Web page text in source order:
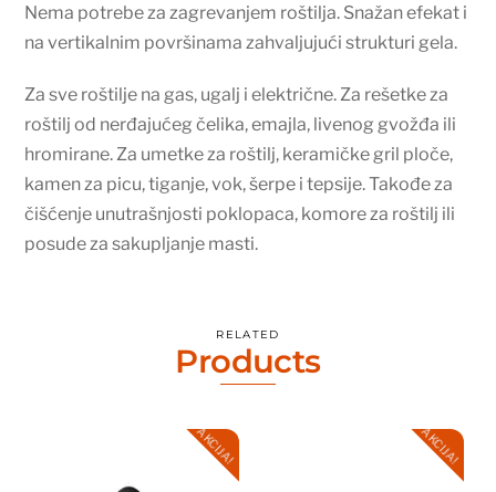
Nema potrebe za zagrevanjem roštilja. Snažan efekat i
na vertikalnim površinama zahvaljujući strukturi gela.
Za sve roštilje na gas, ugalj i električne. Za rešetke za
roštilj od nerđajućeg čelika, emajla, livenog gvožđa ili
hromirane. Za umetke za roštilj, keramičke gril ploče,
kamen za picu, tiganje, vok, šerpe i tepsije. Takođe za
čišćenje unutrašnjosti poklopaca, komore za roštilj ili
posude za sakupljanje masti.
RELATED
Products
AKCIJA! AKCIJA!